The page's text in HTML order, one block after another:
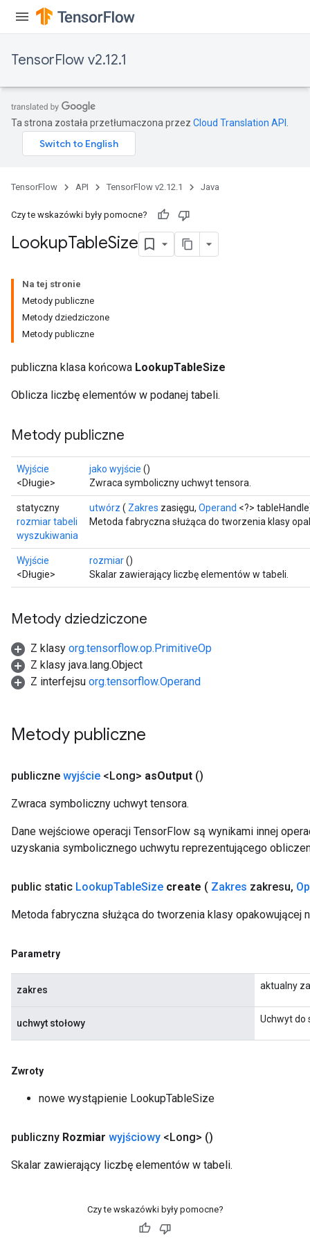
TensorFlow v2.12.1
Ta strona została przetłumaczona przez Cloud Translation API
TensorFlow API TensorFlow v2.12.1 Java
Czy te wskazówki były pomocne?
LookupTableSize
Na tej stronie
Metody publiczne
Metody dziedziczone
Metody publiczne
publiczna klasa końcowa LookupTableSize
Oblicza liczbę elementów w podanej tabeli.
Metody publiczne
Wyjście
<Długie>
jako wyjście ()
Zwraca symboliczny uchwyt tensora.
statyczny
rozmiar tabeli
wyszukiwania
utwórz ( Zakres zasięgu, Operand <?>
Metoda fabryczna służąca do tworzenia klasy
Wyjście
<Długie>
rozmiar()
Skalar zawierający liczbę elementów w tabeli.
Metody dziedziczone
Z klasy org.tensorflow.op.PrimitiveOp
Z klasy java.lang.Object
Z interfejsu org.tensorflow.Operand
Metody publiczne
publiczne wyjście <Long> asOutput ()
Zwraca symboliczny uchwyt tensora.
Dane wejściowe operacji TensorFlow są wynikami innej
uzyskania symbolicznego uchwytu reprezentującego
public static LookupTableSize create ( Zakres zakresu,
Metoda fabryczna służąca do tworzenia klasy opakowującej
Parametry
zakres aktualny
uchwyt stołowy Uchwyt do
Zwroty
nowe wystąpienie LookupTableSize
publiczny Rozmiar wyjściowy <Long> ()
Skalar zawierający liczbę elementów w tabeli.
Czy te wskazówki były pomocne?